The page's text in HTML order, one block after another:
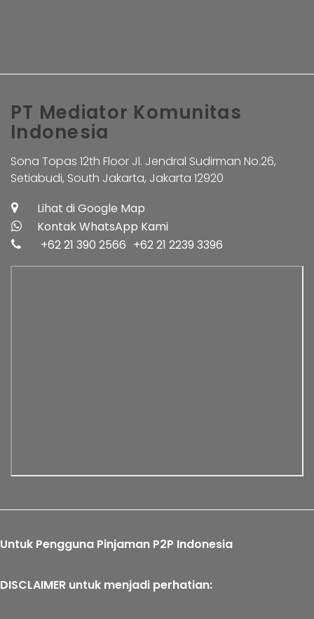
PT Mediator Komunitas
Indonesia
Sona Topas 12th Floor Jl. Jendral Sudirman No.26,
Setiabudi, South Jakarta, Jakarta 12920
Lihat di Google Map
Kontak WhatsApp Kami
+62 21 390 2566 +62 21 2239 3396
Untuk Pengguna Pinjaman P2P Indonesia
DISCLAIMER untuk menjadi perhatian: